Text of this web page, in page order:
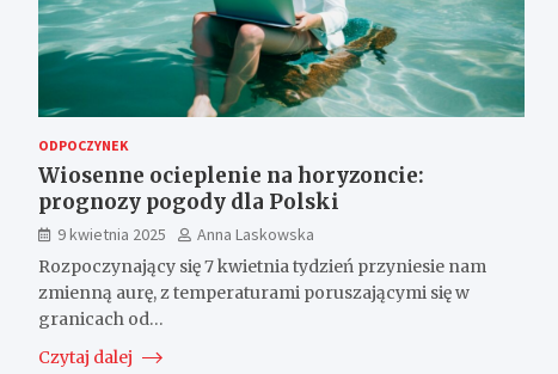
ODPOCZYNEK
Wiosenne ocieplenie na horyzoncie:
prognozy pogody dla Polski
9 kwietnia 2025
Anna Laskowska
Rozpoczynający się 7 kwietnia tydzień przyniesie nam
zmienną aurę, z temperaturami poruszającymi się w
granicach od…
Czytaj dalej